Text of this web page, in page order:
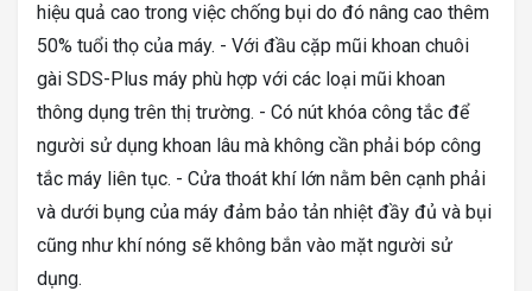
hiệu quả cao trong việc chống bụi do đó nâng cao thêm
50% tuổi thọ của máy. - Với đầu cặp mũi khoan chuôi
gài SDS-Plus máy phù hợp với các loại mũi khoan
thông dụng trên thị trường. - Có nút khóa công tắc để
người sử dụng khoan lâu mà không cần phải bóp công
tắc máy liên tục. - Cửa thoát khí lớn nằm bên cạnh phải
và dưới bụng của máy đảm bảo tản nhiệt đầy đủ và bụi
cũng như khí nóng sẽ không bắn vào mặt người sử
dụng.